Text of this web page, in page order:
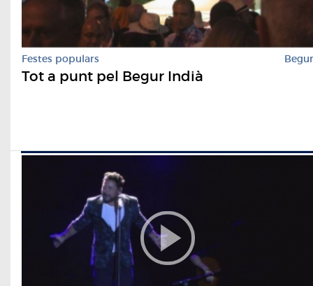
Festes populars Begur
Tot a punt pel Begur Indià